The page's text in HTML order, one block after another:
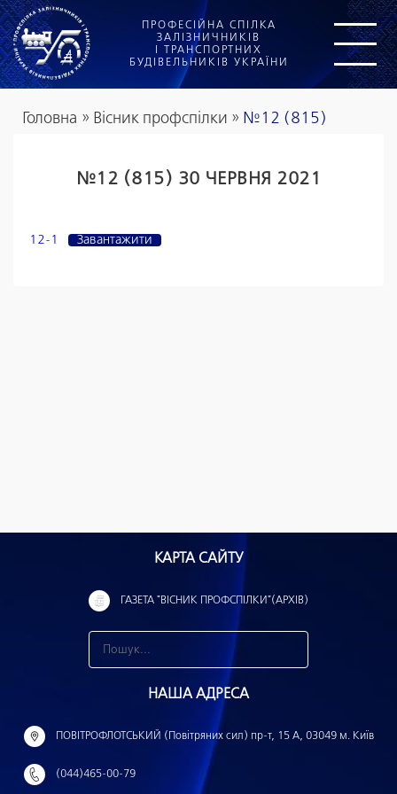
ПРОФЕСІЙНА СПІЛКА
ЗАЛІЗНИЧНИКІВ
І ТРАНСПОРТНИХ
БУДІВЕЛЬНИКІВ УКРАЇНИ
Головна » Вісник профспілки » №12 (815)
№12 (815) 30 ЧЕРВНЯ 2021
12-1 Завантажити
КАРТА САЙТУ
ГАЗЕТА "ВІСНИК ПРОФСПІЛКИ"(АРХІВ)
н
й
НАША АДРЕСА
ПОВІТРОФЛОТСЬКИЙ (Повітряних сил) пр-т, 15 А, 03049 м. Київ
(044)465-00-79